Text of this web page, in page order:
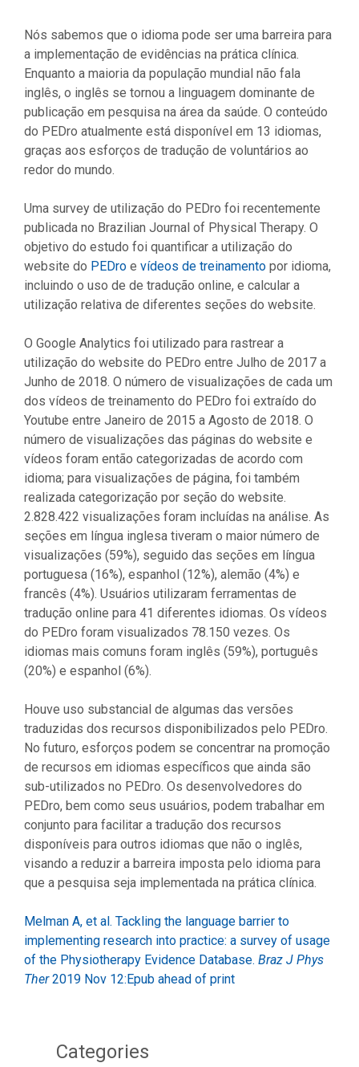
Nós sabemos que o idioma pode ser uma barreira para
a implementação de evidências na prática clínica.
Enquanto a maioria da população mundial não fala
inglês, o inglês se tornou a linguagem dominante de
publicação em pesquisa na área da saúde. O conteúdo
do PEDro atualmente está disponível em 13 idiomas,
graças aos esforços de tradução de voluntários ao
redor do mundo.
Uma survey de utilização do PEDro foi recentemente
publicada no Brazilian Journal of Physical Therapy. O
objetivo do estudo foi quantificar a utilização do
website do PEDro e vídeos de treinamento por idioma,
incluindo o uso de de tradução online, e calcular a
utilização relativa de diferentes seções do website.
O Google Analytics foi utilizado para rastrear a
utilização do website do PEDro entre Julho de 2017 a
Junho de 2018. O número de visualizações de cada um
dos vídeos de treinamento do PEDro foi extraído do
Youtube entre Janeiro de 2015 a Agosto de 2018. O
número de visualizações das páginas do website e
vídeos foram então categorizadas de acordo com
idioma; para visualizações de página, foi também
realizada categorização por seção do website.
2.828.422 visualizações foram incluídas na análise. As
seções em língua inglesa tiveram o maior número de
visualizações (59%), seguido das seções em língua
portuguesa (16%), espanhol (12%), alemão (4%) e
francês (4%). Usuários utilizaram ferramentas de
tradução online para 41 diferentes idiomas. Os vídeos
do PEDro foram visualizados 78.150 vezes. Os
idiomas mais comuns foram inglês (59%), português
(20%) e espanhol (6%).
Houve uso substancial de algumas das versões
traduzidas dos recursos disponibilizados pelo PEDro.
No futuro, esforços podem se concentrar na promoção
de recursos em idiomas específicos que ainda são
sub-utilizados no PEDro. Os desenvolvedores do
PEDro, bem como seus usuários, podem trabalhar em
conjunto para facilitar a tradução dos recursos
disponíveis para outros idiomas que não o inglês,
visando a reduzir a barreira imposta pelo idioma para
que a pesquisa seja implementada na prática clínica.
Melman A, et al. Tackling the language barrier to
implementing research into practice: a survey of usage
of the Physiotherapy Evidence Database. Braz J Phys
Ther2019 Nov 12:Epub ahead of print
Categories